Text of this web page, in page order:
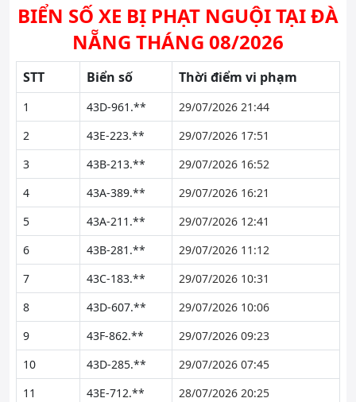
BIỂN SỐ XE BỊ PHẠT NGUỘI TẠI ĐÀ
NẴNG THÁNG 08/2026
STT Biển số Thời điểm vi phạm
1 43D-961.**
29/07/2026 21:44
2
43E-223.**
29/07/2026 17:51
3
43B-213.**
29/07/2026 16:52
4
43A-389.**
29/07/2026 16:21
5
43A-211.**
29/07/2026 12:41
6
43B-281.**
29/07/2026 11:12
7
43C-183.**
29/07/2026 10:31
8
43D-607.**
29/07/2026 10:06
9
43F-862.**
29/07/2026 09:23
10
43D-285.**
29/07/2026 07:45
11
43E-712.**
28/07/2026 20:25